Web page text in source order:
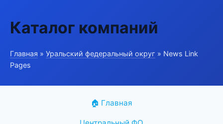
Каталог компаний
Главная » Уральский федеральный округ » News Link
Pages
🏠 Главная